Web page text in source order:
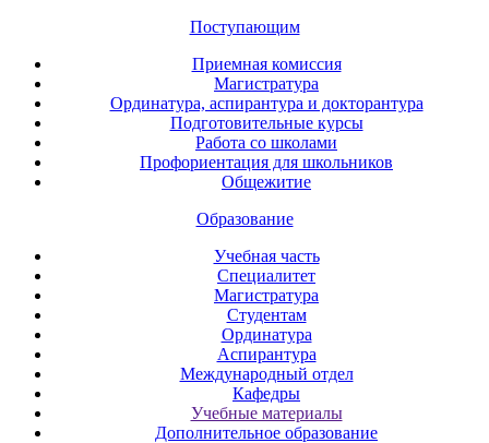
Поступающим
Приемная комиссия
Магистратура
Ординатура, аспирантура и докторантура
Подготовительные курсы
Работа со школами
Профориентация для школьников
Общежитие
Образование
Учебная часть
Специалитет
Магистратура
Студентам
Ординатура
Аспирантура
Международный отдел
Кафедры
Учебные материалы
Дополнительное образование